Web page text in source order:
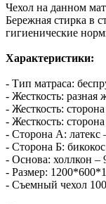
Чехол на данном
Бережная стирка в
гигиенические
Характеристики:
- Тип матраса:
- Жесткость: разная
- Жесткость:
- Жесткость:
- Сторона А: латекс
- Сторона Б:
- Основа: холлкон –
- Размер:
- Съемный чехол